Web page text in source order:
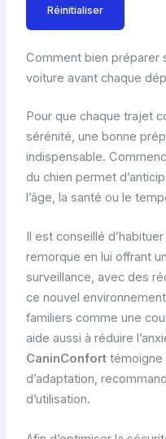
a
t
r
d
e
s
r
m
o
r
q
u
e
s
p
o
Réinitialiser
Comment bien préparer
voiture avant chaque
Pour que chaque trajet
sérénité, une bonne
indispensable.
du chien permet
l’âge, la santé ou le
Il est conseillé
remorque en lui offrant
surveillance, avec des
ce nouvel
familiers comme une
aide aussi à réduire
CaninConforttémoigne
d’adaptation,
d’utilisation.